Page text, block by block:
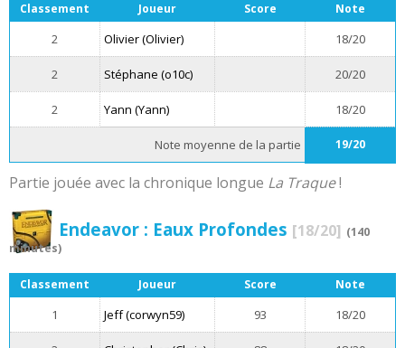
Classement Joueur Score Note
2 Olivier (Olivier) 18/20
2 Stéphane (o10c) 20/20
2 Yann (Yann) 18/20
Note moyenne de la partie 19/20
Partie jouée avec la chronique longue La Traque!
Endeavor : Eaux Profondes [18/20] (140
minutes)
Classement Joueur Score Note
1 Jeff (corwyn59) 93 18/20